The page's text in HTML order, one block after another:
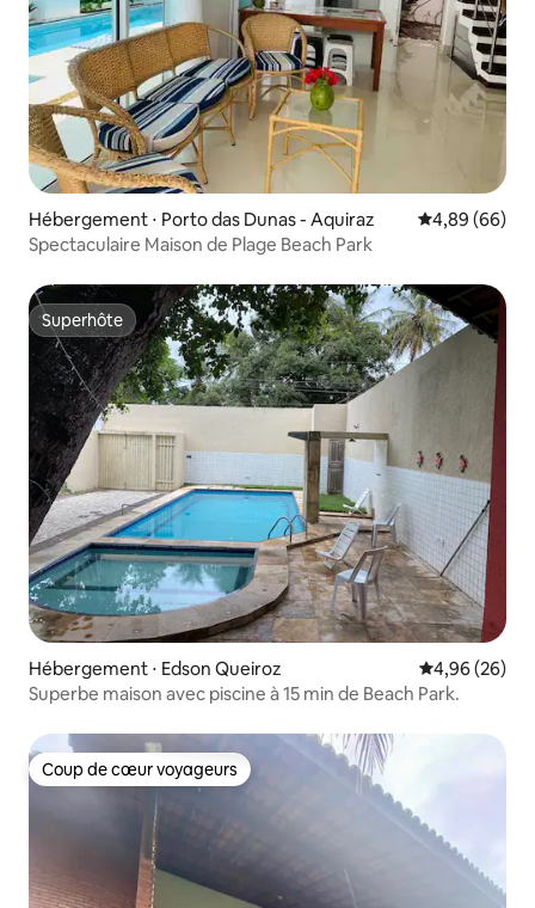
Hébergement ⋅ Porto das Dunas - Aquiraz Évaluation
4,89 (66)
Spectaculaire Maison de Plage Beach Park
Superhôte
Superhôte
Hébergement ⋅ Edson Queiroz Évaluation
4,96 (26)
Superbe maison avec piscine à 15 min de Beach Park.
Coup de cœur voyageurs
Coup de cœur voyageurs